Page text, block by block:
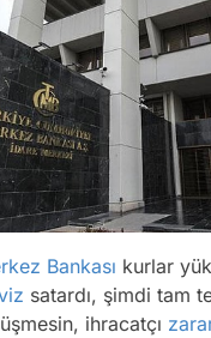
Bankası kurlar
satardı, şimdi tam
ihracatçı